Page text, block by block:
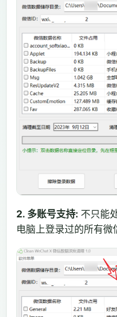
2. 多账号支持: 不只能
电脑上登录过的所有微